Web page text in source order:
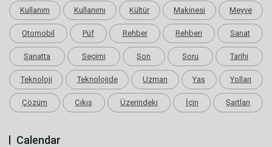
Kullanım Kullanımı Kültür Makinesi Meyve
Otomobil Püf Rehber Rehberi Sanat
Sanatta Seçimi Son Soru Tarihi
Teknoloji Teknolojide Uzman Yaş Yolları
Çözüm Çıkış Üzerindeki İçin Şartları
Calendar